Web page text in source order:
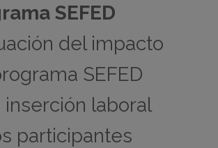
SEFED
del impacto
SEFED
inserción laboral
participantes